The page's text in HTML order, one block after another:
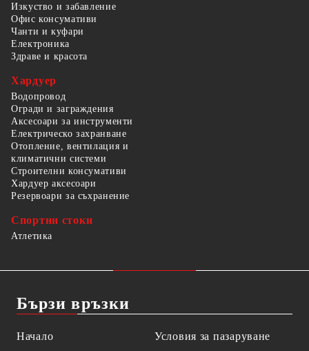
Изкуство и забавление
Офис консумативи
Чанти и куфари
Електроника
Здраве и красота
Хардуер
Водопровод
Огради и заграждения
Аксесоари за инструменти
Електрическо захранване
Отопление, вентилация и
климатични системи
Строителни консумативи
Хардуер аксесоари
Резервоари за съхранение
Спортни стоки
Атлетика
Бързи връзки
Начало
Условия за пазаруване